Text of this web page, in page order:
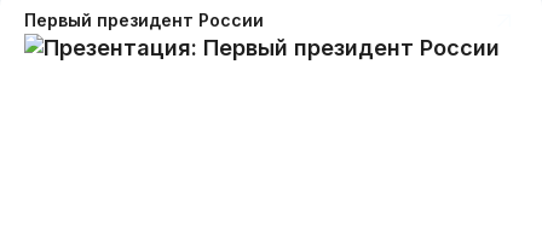
Первый президент России